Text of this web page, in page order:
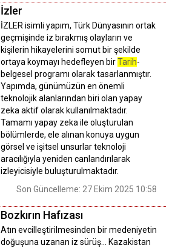
İzler
İZLER isimli yapım, Türk Dünyasının ortak
geçmişinde iz bırakmış olayların ve
kişilerin hikayelerini somut bir şekilde
ortaya koymayı hedefleyen birTarih-
belgesel programı olarak tasarlanmıştır.
Yapımda, günümüzün en önemli
teknolojik alanlarından biri olan yapay
zeka aktif olarak kullanılmaktadır.
Tamamı yapay zeka ile oluşturulan
bölümlerde, ele alınan konuya uygun
görsel ve işitsel unsurlar teknoloji
aracılığıyla yeniden canlandırılarak
izleyicisiyle buluşturulmaktadır.
Son Güncelleme: 27 Ekim 2025 10:58
Bozkırın Hafızası
Atın evcilleştirilmesinden bir medeniyetin
doğuşuna uzanan iz sürüş… Kazakistan